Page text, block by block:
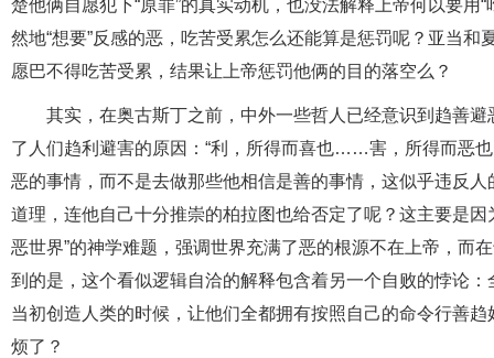
楚他俩自愿犯下“原罪”的真实动机，也没法解释上帝何以要
然地“想要”反感的恶，吃苦受累怎么还能算是惩罚呢？亚当
愿巴不得吃苦受累，结果让上帝惩罚他俩的目的落空么？
其实，在奥古斯丁之前，中外一些哲人已经意识到趋善
了人们趋利避害的原因：“利，所得而喜也……害，所得而恶
恶的事情，而不是去做那些他相信是善的事情，这似乎违反
道理，连他自己十分推崇的柏拉图也给否定了呢？这主要是
恶世界”的神学难题，强调世界充满了恶的根源不在上帝，而
到的是，这个看似逻辑自洽的解释包含着另一个自败的悖论
当初创造人类的时候，让他们全都拥有按照自己的命令行善
烦了？